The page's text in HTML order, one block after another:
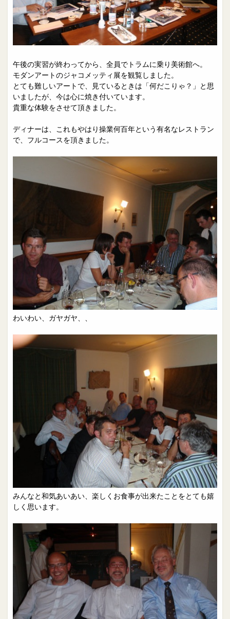
午後の実習が終わってから、全員でトラムに乗り美術館へ。
モダンアートのジャコメッティ展を観覧しました。
とても難しいアートで、見ているときは「何だこりゃ？」と思
いましたが、今は心に焼き付いています。
貴重な体験をさせて頂きました。
ディナーは、これもやはり操業何百年という有名なレストラン
で、フルコースを頂きました。
わいわい、ガヤガヤ、、
みんなと和気あいあい、楽しくお食事が出来たことをとても嬉
しく思います。